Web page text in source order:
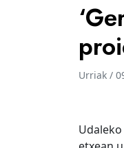
Urriak /